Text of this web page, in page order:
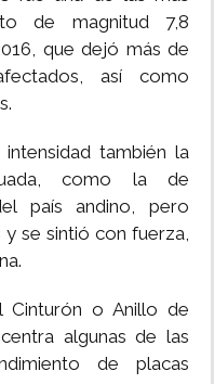
de magnitud 7,8
que dejó más de
así como
también la
como la de
país andino, pero
se sintió con fuerza,
Cinturón o Anillo de
algunas de las
de placas